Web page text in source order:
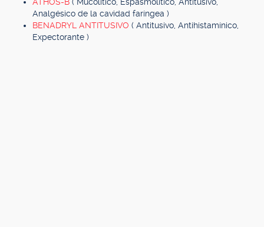
Analgésico de la cavidad faríngea )
BENADRYL ANTITUSIVO ( Antitusivo, Antihistamínico,
Expectorante )